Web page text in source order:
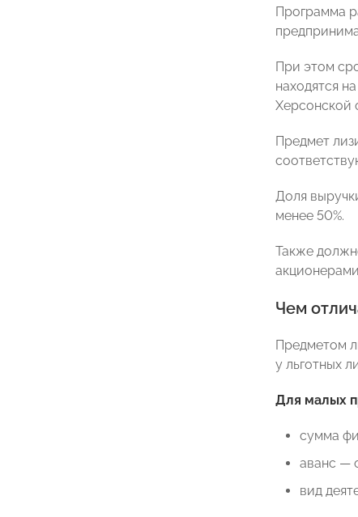
Программа
При этом
находятся
Херсонской
Предмет
Доля
менее 50%.
Также
Чем
Предметом
у льготных
Для малых
сумма
аванс —
вид